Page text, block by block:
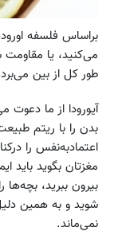
براساس فلسفه
می‌کنید، یا مقاومت
طور کل از بین
آیورودا از ما
بدن را با ریتم
اعتماد‌به‌نفس را
مغزتان بگوید باید
بیرون ببرید، بچه‌ها
شوید و به همین
نمی‌ماند.